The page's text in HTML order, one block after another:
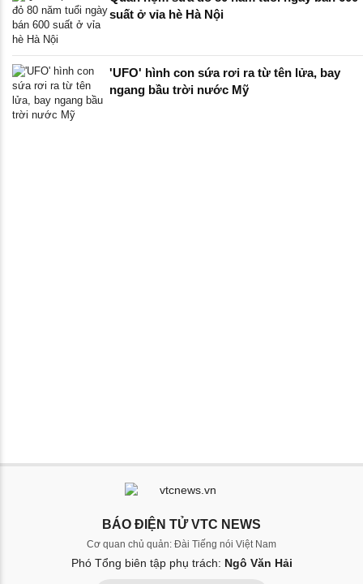
suất ở vỉa hè Hà Nội
'UFO' hình con sứa rơi ra từ tên lửa, bay
ngang bầu trời nước Mỹ
BÁO ĐIỆN TỬ VTC NEWS
Cơ quan chủ quản: Đài Tiếng nói Việt Nam
Phó Tổng biên tập phụ trách: Ngô Văn Hải